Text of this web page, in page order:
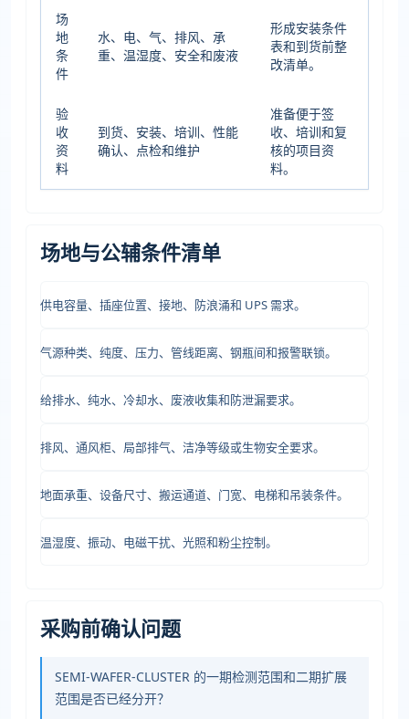
场
地
条
件
水、电、气、排风、承
重、温湿度、安全和废液
形成安装条件
表和到货前整
改清单。
验
收
资
料
到货、安装、培训、性能
确认、点检和维护
准备便于签
收、培训和复
核的项目资
料。
场地与公辅条件清单
供电容量、插座位置、接地、防浪涌和 UPS 需求。
气源种类、纯度、压力、管线距离、钢瓶间和报警联锁。
给排水、纯水、冷却水、废液收集和防泄漏要求。
排风、通风柜、局部排气、洁净等级或生物安全要求。
地面承重、设备尺寸、搬运通道、门宽、电梯和吊装条件。
温湿度、振动、电磁干扰、光照和粉尘控制。
采购前确认问题
SEMI-WAFER-CLUSTER 的一期检测范围和二期扩展
范围是否已经分开？